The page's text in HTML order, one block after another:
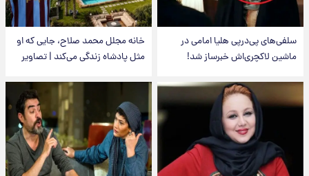
سلفی‌های پی‌درپی هلیا امامی در
ماشین لاکچری‌اش خبرساز شد!
خانه مجلل محمد صلاح، جایی که او
مثل پادشاه زندگی می‌کند | تصاویر